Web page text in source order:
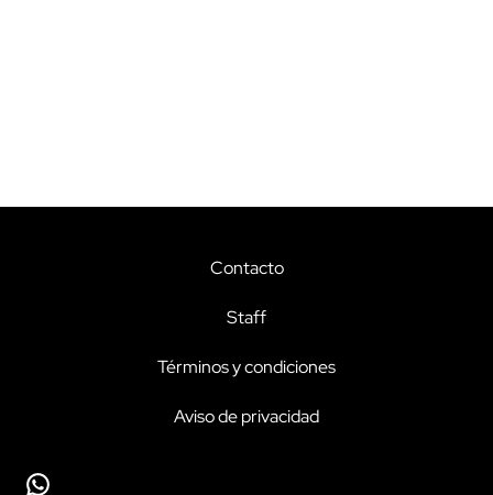
Contacto
Staff
Términos y condiciones
Aviso de privacidad